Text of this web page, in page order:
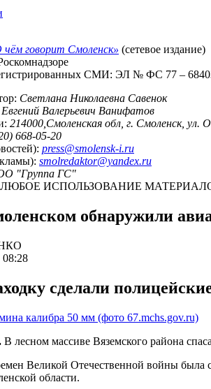
чём говорит Смоленск» (сетевое издание)
СМИ: ЭЛ № ФС 77 –
Светлана Николаевна Савенок
Евгений Валерьевич Ванифатов
214000,Смоленская обл, г. Смоленск, ул.
668-05-20
press@smolensk-i.ru
smolredaktor@yandex.ru
"Группа ГС"
ИСПОЛЬЗОВАНИЕ
обнаружили
08:28
сделали
В лесном массиве Вяземского района
Великой Отечественной войны была
области.